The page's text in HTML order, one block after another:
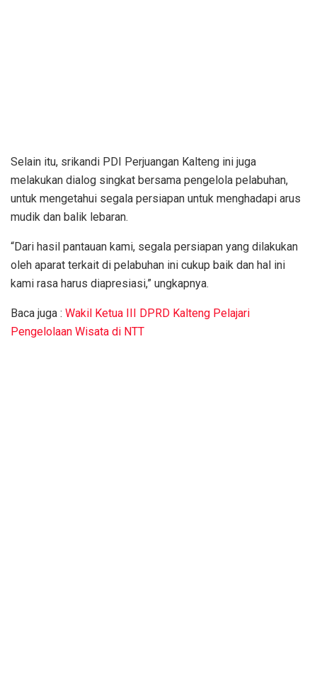
Selain itu, srikandi PDI Perjuangan Kalteng ini juga
melakukan dialog singkat bersama pengelola pelabuhan,
untuk mengetahui segala persiapan untuk menghadapi arus
mudik dan balik lebaran.
“Dari hasil pantauan kami, segala persiapan yang dilakukan
oleh aparat terkait di pelabuhan ini cukup baik dan hal ini
kami rasa harus diapresiasi,” ungkapnya.
Baca juga : Wakil Ketua III DPRD Kalteng Pelajari
Pengelolaan Wisata di NTT